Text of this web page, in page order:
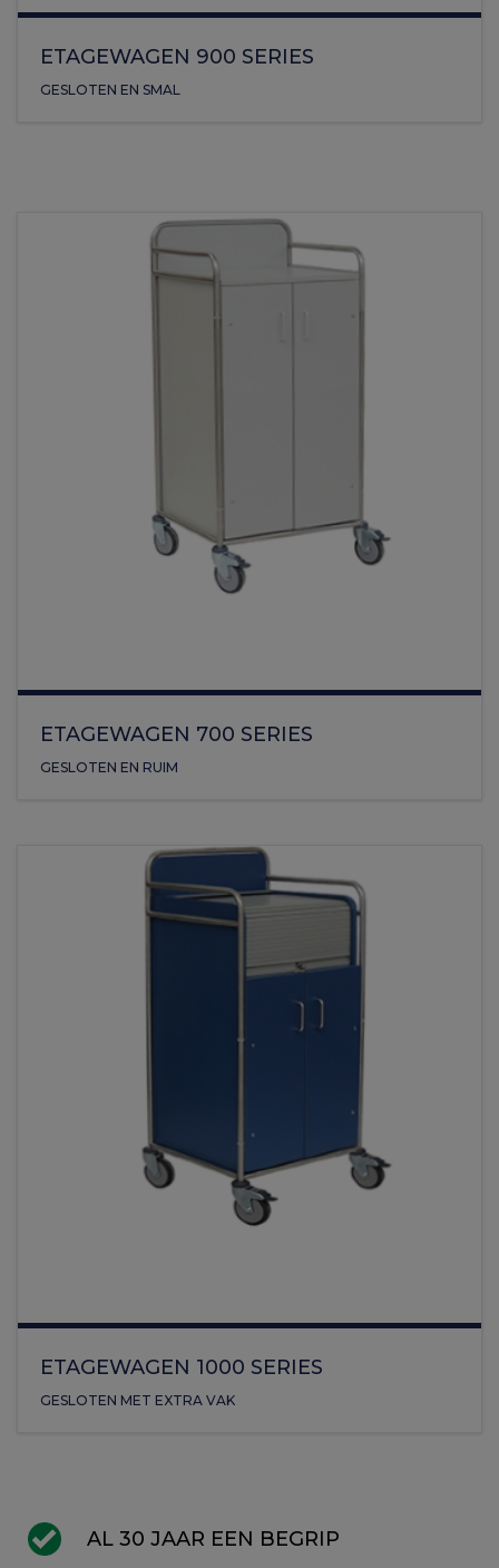
ETAGEWAGEN 900 SERIES
GESLOTEN EN SMAL
ETAGEWAGEN 700 SERIES
GESLOTEN EN RUIM
ETAGEWAGEN 1000 SERIES
GESLOTEN MET EXTRA VAK
AL 30 JAAR EEN BEGRIP